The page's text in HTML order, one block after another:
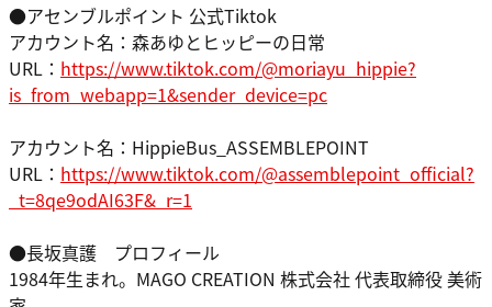
●アセンブルポイント 公式Tiktok
アカウント名：森あゆとヒッピーの日常
URL： https://www.tiktok.com/@moriayu_hippie?
is_from_webapp=1&sender_device=pc
アカウント名：HippieBus_ASSEMBLEPOINT
URL： https://www.tiktok.com/@assemblepoint_official?
_t=8qe9odAI63F&_r=1
●長坂真護 プロフィール
1984年生まれ。MAGO CREATION 株式会社 代表取締役 美術